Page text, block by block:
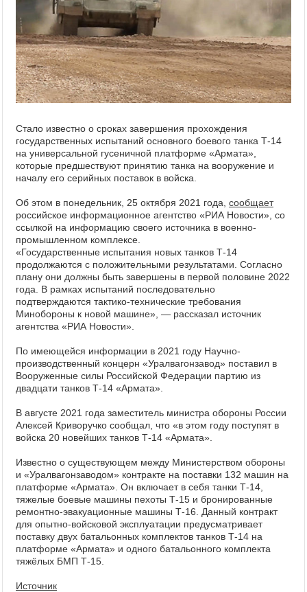
Стало известно о сроках завершения прохождения
государственных испытаний основного боевого танка Т-14
на универсальной гусеничной платформе «Армата»,
которые предшествуют принятию танка на вооружение и
началу его серийных поставок в войска.
Об этом в понедельник, 25 октября 2021 года, сообщает
российское информационное агентство «РИА Новости», со
ссылкой на информацию своего источника в военно-
промышленном комплексе.
«Государственные испытания новых танков Т-14
продолжаются с положительными результатами. Согласно
плану они должны быть завершены в первой половине 2022
года. В рамках испытаний последовательно
подтверждаются тактико-технические требования
Минобороны к новой машине», — рассказал источник
агентства «РИА Новости».
По имеющейся информации в 2021 году Научно-
производственный концерн «Уралвагонзавод» поставил в
Вооруженные силы Российской Федерации партию из
двадцати танков Т-14 «Армата».
В августе 2021 года заместитель министра обороны России
Алексей Криворучко сообщал, что «в этом году поступят в
войска 20 новейших танков Т-14 «Армата».
Известно о существующем между Министерством обороны
и «Уралвагонзаводом» контракте на поставки 132 машин на
платформе «Армата». Он включает в себя танки Т-14,
тяжелые боевые машины пехоты Т-15 и бронированные
ремонтно-эвакуационные машины Т-16. Данный контракт
для опытно-войсковой эксплуатации предусматривает
поставку двух батальонных комплектов танков Т-14 на
платформе «Армата» и одного батальонного комплекта
тяжёлых БМП Т-15.
Источник